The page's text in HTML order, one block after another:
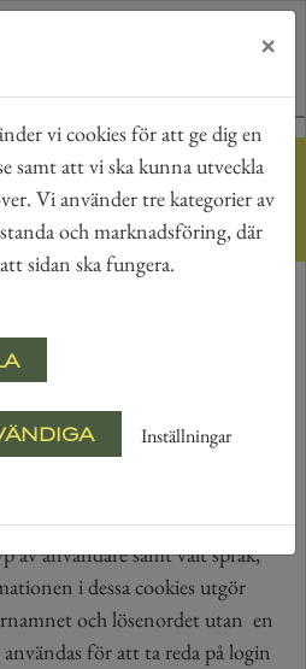
INTEGRITET
kommunikation (2003:389)
att vi använder cookies för att
och för att spara
av användare samt valt språk,
i dessa cookies utgör
och lösenordet utan en
för att ta reda på login
×
vi cookies för att ge dig en
samt att vi ska kunna utveckla
Vi använder tre kategorier av
och marknadsföring, där
sidan ska fungera.
Inställningar